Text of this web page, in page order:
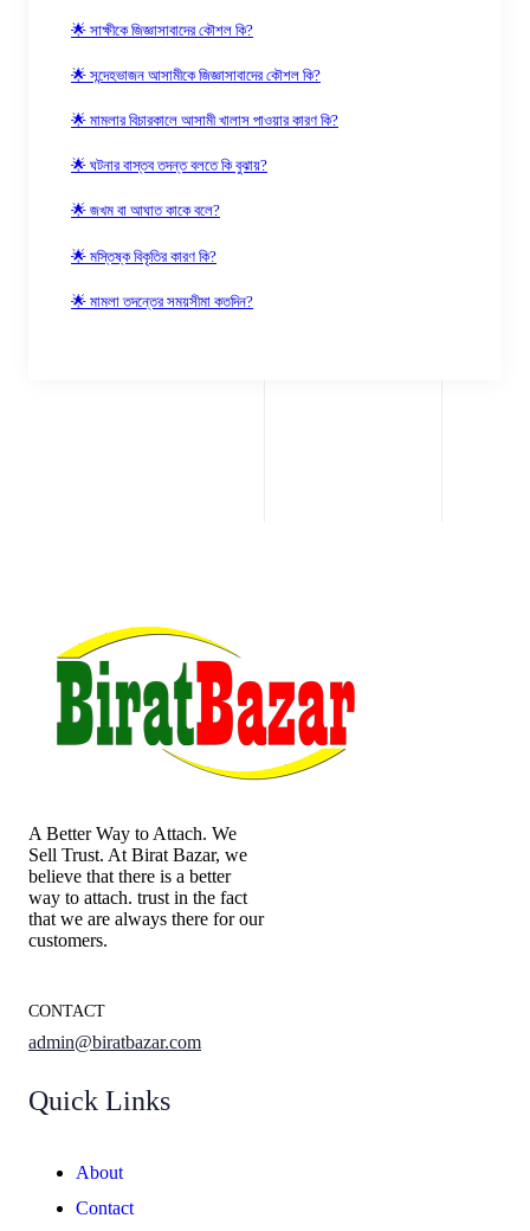
🌟 সাক্ষীকে জিজ্ঞাসাবাদের কৌশল কি?
🌟 সন্দেহভাজন আসামীকে জিজ্ঞাসাবাদের কৌশল কি?
🌟 মামলার বিচারকালে আসামী খালাস পাওয়ার কারণ কি?
🌟 ঘটনার বাস্তব তদন্ত বলতে কি বুঝায়?
🌟 জখম বা আঘাত কাকে বলে?
🌟 মস্তিষ্ক বিকৃতির কারণ কি?
🌟 মামলা তদন্তের সময়সীমা কতদিন?
A Better Way to Attach. We
Sell Trust. At Birat Bazar, we
believe that there is a better
way to attach. trust in the fact
that we are always there for our
customers.
CONTACT
admin@biratbazar.com
Quick Links
About
Contact